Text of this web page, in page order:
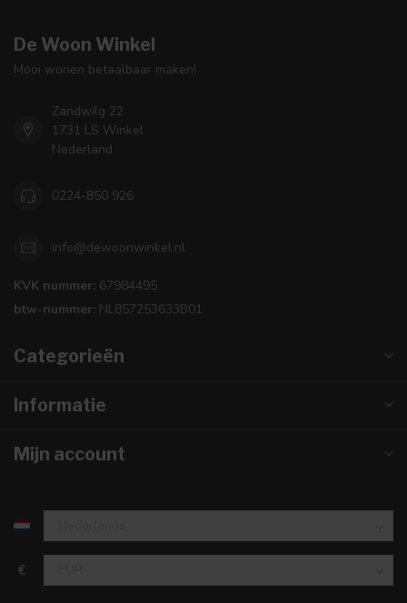
De Woon Winkel
Mooi wonen betaalbaar maken!
Zandwilg 22
1731 LS Winkel
Nederland
0224-850 926
info@dewoonwinkel.nl
KVK nummer: 67984495
btw-nummer: NL857253633B01
Categorieën
Informatie
Mijn account
€